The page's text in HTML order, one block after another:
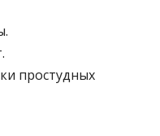
простудных